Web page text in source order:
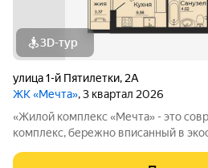
3D-тур
улица 1-й Пятилетки, 2А
ЖК «Мечта», 3 квартал 2026
«Жилой комплекс «Мечта» - это
комплекс, бережно вписанный в
Пятилетки. Находясь в 10-ти